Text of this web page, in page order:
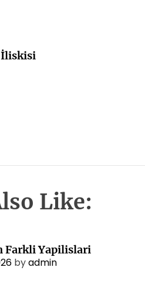
İliskisi
Like:
Farkli Yapilislari
byadmin